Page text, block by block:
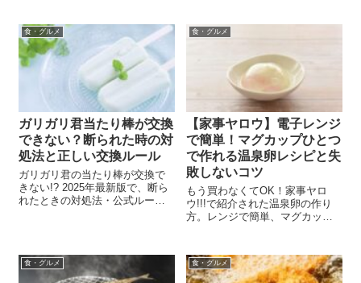
食・グルメ
ガリガリ君当たり棒が交換
できない？断られた時の対
処法と正しい交換ルール
ガリガリ君の当たり棒が交換で
きない!? 2025年最新版で、断ら
れたときの対処法・公式ルー
食・グルメ
【家事ヤロウ】電子レンジ
で簡単！マグカップひとつ
で作れる温泉卵レシピと失
敗しないコツ
もう買わなくてOK！家事ヤロ
ウ!!!で紹介された温泉卵の作り
方。レンジで簡単、マグカップ
食・グルメ 食・グルメ